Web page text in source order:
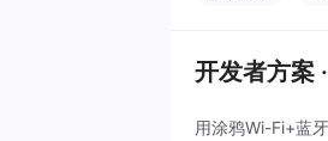
开发者方案
用涂鸦Wi-Fi+蓝